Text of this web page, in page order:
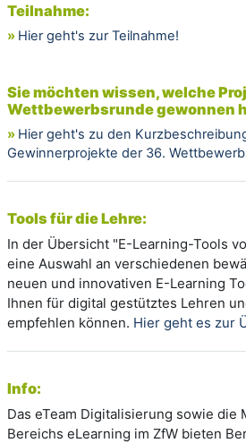
Teilnahme:
» Hier geht's zur Teilnahme!
Sie möchten wissen, welche
Wettbewerbsrunde gewonnen
» Hier geht's zu den
Gewinnerprojekte der 36.
Tools für die Lehre:
In der Übersicht "E-Learning-Tools
eine Auswahl an verschiedenen
neuen und innovativen E-Learning
Ihnen für digital gestütztes Lehren
empfehlen können. Hier geht es zur
Info:
Das eTeam Digitalisierung sowie die
Bereichs eLearning im ZfW bieten